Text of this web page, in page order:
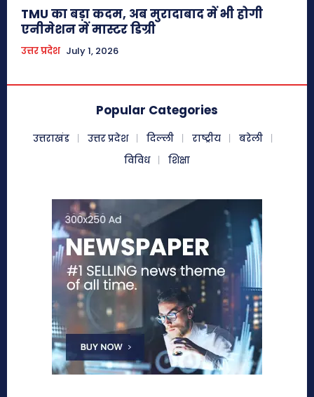
TMU का बड़ा कदम, अब मुरादाबाद में भी होगी
एनीमेशन में मास्टर डिग्री
उत्तर प्रदेश July 1, 2026
Popular Categories
उत्तराखंड उत्तर प्रदेश दिल्ली राष्ट्रीय
बरेली
विविध
शिक्षा